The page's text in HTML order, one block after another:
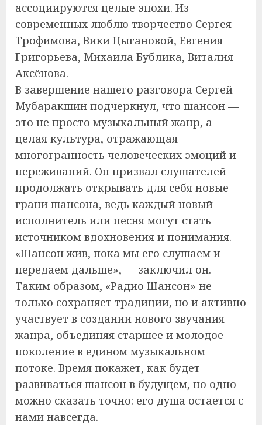
ассоциируются целые эпохи. Из
современных люблю творчество Сергея
Трофимова, Вики Цыгановой, Евгения
Григорьева, Михаила Бублика, Виталия
Аксёнова.
В завершение нашего разговора Сергей
Мубаракшин подчеркнул, что шансон —
это не просто музыкальный жанр, а
целая культура, отражающая
многогранность человеческих эмоций и
переживаний. Он призвал слушателей
продолжать открывать для себя новые
грани шансона, ведь каждый новый
исполнитель или песня могут стать
источником вдохновения и понимания.
«Шансон жив, пока мы его слушаем и
передаем дальше», — заключил он.
Таким образом, «Радио Шансон» не
только сохраняет традиции, но и активно
участвует в создании нового звучания
жанра, объединяя старшее и молодое
поколение в едином музыкальном
потоке. Время покажет, как будет
развиваться шансон в будущем, но одно
можно сказать точно: его душа остается с
нами навсегда.